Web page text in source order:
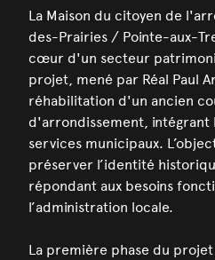
La Maison du citoyen de
des-Prairies / Pointe-aux-
cœur d'un secteur
projet, mené par Réal Paul
réhabilitation d'un ancien
d'arrondissement, intégrant
services municipaux.
préserver l’identité
répondant aux besoins
l’administration locale.
La première phase du